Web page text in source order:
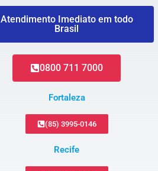
Atendimento Imediato em todo
Brasil
0800 711 7000
Fortaleza
(85) 3995-0146
Recife